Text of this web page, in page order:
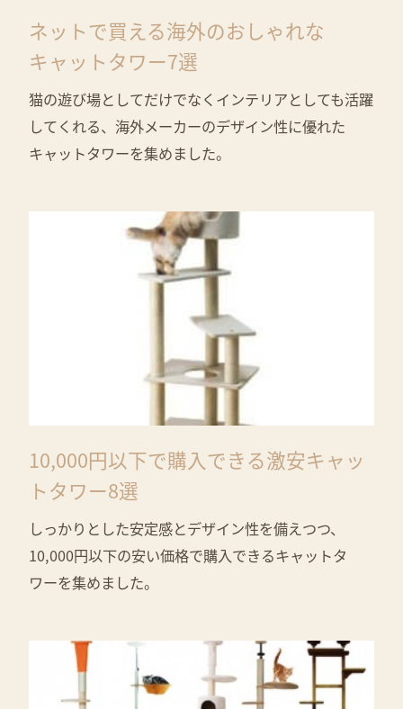
ネットで買える海外のおしゃれな
キャットタワー7選
猫の遊び場としてだけでなくインテリアとしても活躍
してくれる、海外メーカーのデザイン性に優れた
キャットタワーを集めました。
10,000円以下で購入できる激安キャッ
トタワー8選
しっかりとした安定感とデザイン性を備えつつ、
10,000円以下の安い価格で購入できるキャットタ
ワーを集めました。